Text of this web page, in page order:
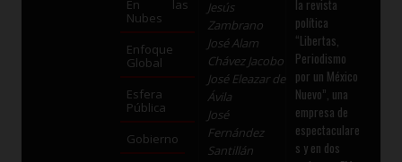
En las
Nubes
Enfoque
Global
Esfera
Pública
Gobierno
Jesús
Zambrano
José Alam
Chávez Jacobo
José Eleazar de
Ávila
José
Fernández
Santillán
la revista
política
“Libertas,
Periodismo
por un México
Nuevo”, una
empresa de
espectaculare
s y en dos